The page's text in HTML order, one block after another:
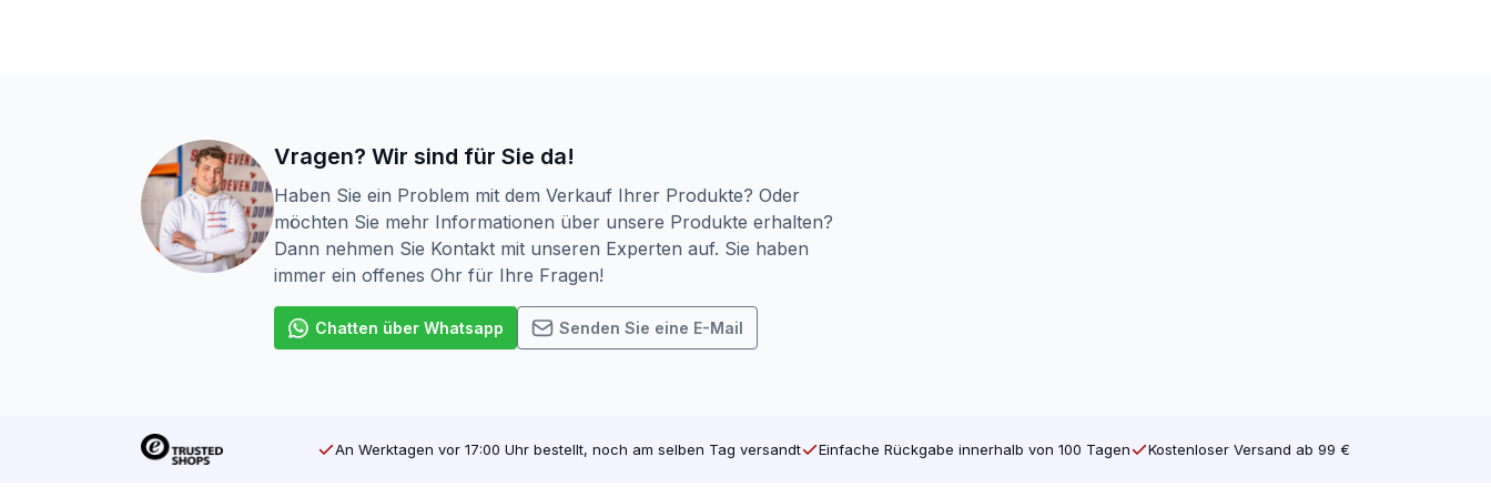
von Wänden, Harken von Decken, Montieren von Brettern, Befestigen von Holzbrettern usw. Vollgewindeschrauben sind das Gegenteil von
Schraubengewinde. Bei Holzschrauben mit Schraubgewinde verläuft das Gewinde bis zum oberen Ende des Holzes.
Der Antrieb einer Schraube ist ebenfalls sehr wichtig. Es gibt verschiedene Arten, denken Sie zum Beispiel an die Kreuzschlitzschraube
(Pozidriv). Dies ist die bisher am häufigsten verwendete Schraube auf dem Markt. Auf dem Vormarsch sind Torx-Schrauben. Mit einem Torx-
Antrieb hat Ihr Werkzeug viel Halt an der Schraube, so dass Ihre Maschine nicht abrutscht. Das ist einer der Gründe, warum wir nur Torx-
Schrauben verkaufen. Wir verkaufen auch den passenden Bit für jede Schraube. Kaufen Sie also alle Ihre Schrauben online bei
Sichtfenster mehr, so dass sie bei der Mülltrennung kein Plastik mehr enthält.
Vragen? Wir sind für Sie da!
Haben Sie ein Problem mit dem Verkauf Ihrer Produkte? Oder
möchten Sie mehr Informationen über unsere Produkte erhalten?
Dann nehmen Sie Kontakt mit unseren Experten auf. Sie haben
immer ein offenes Ohr für Ihre Fragen!
Chatten über Whatsapp Senden Sie eine E-Mail
An Werktagen vor 17:00 Uhr bestellt, noch am selben Tag versandt Einfache Rückgabe innerhalb von 100 Tagen Kostenloser Versand ab 99 €